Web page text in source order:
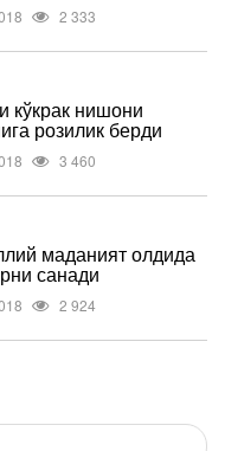
2 333
кўкрак нишони
розилик берди
3 460
маданият олдида
санади
2 924